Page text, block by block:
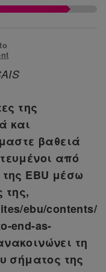
της
και
βαθειά
από
ΕΒU μέσω
της,
ebu/contents/
end-as-
τη
σήματος της